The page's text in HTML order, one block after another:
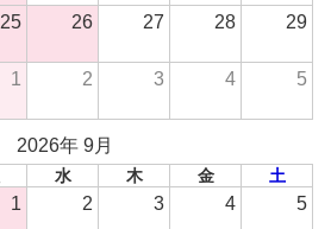
25 26 27 28 29
1 2 3 4 5
2026年 9月
水 木 金 土
1 2 3 4 5